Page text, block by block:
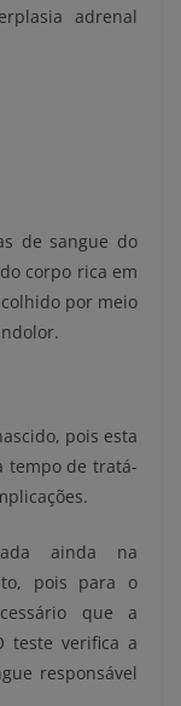
adrenal
de sangue do
corpo rica em
por meio
pois esta
tempo de tratá-
ainda na
pois para o
que a
teste verifica a
responsável